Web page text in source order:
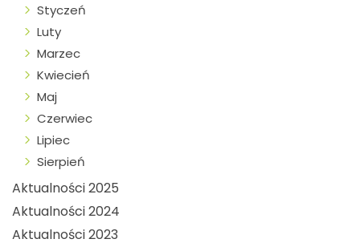
Styczeń
Luty
Marzec
Kwiecień
Maj
Czerwiec
Lipiec
Sierpień
Aktualności 2025
Aktualności 2024
Aktualności 2023